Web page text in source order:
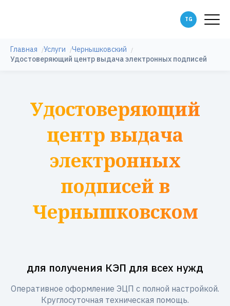
Главная Услуги
Чернышковский
Удостоверяющий центр выдача электронных подписей
Удостоверяющий
центр выдача
электронных
подписей в
Чернышковском
для получения КЭП для всех нужд
Оперативное оформление ЭЦП с полной настройкой.
Круглосуточная техническая помощь.